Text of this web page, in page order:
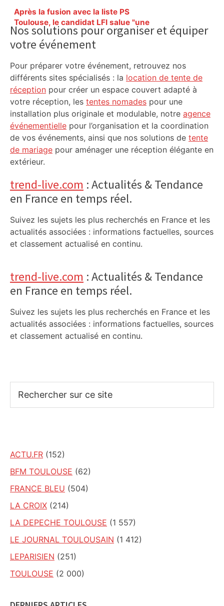
Après la fusion avec la liste PS
Toulouse, le candidat LFI salue "une
dynamique qui nous oblige à la
responsabilité" – Franceinfo
Primary
Sidebar
Nos solutions pour organiser et équiper
votre événement
Pour préparer votre événement, retrouvez nos
différents sites spécialisés : la location de tente de
réception pour créer un espace couvert adapté à
votre réception, les tentes nomades pour une
installation plus originale et modulable, notre agence
événementielle pour l’organisation et la coordination
de vos événements, ainsi que nos solutions de tente
de mariage pour aménager une réception élégante en
extérieur.
trend-live.com : Actualités & Tendance
en France en temps réel.
Suivez les sujets les plus recherchés en France et les
actualités associées : informations factuelles, sources
et classement actualisé en continu.
trend-live.com : Actualités & Tendance
en France en temps réel.
Suivez les sujets les plus recherchés en France et les
actualités associées : informations factuelles, sources
et classement actualisé en continu.
sur
ACTU.FR (152)
BFM TOULOUSE (62)
FRANCE BLEU (504)
LA CROIX (214)
LA DEPECHE TOULOUSE (1 557)
LE JOURNAL TOULOUSAIN (1 412)
LEPARISIEN (251)
TOULOUSE (2 000)